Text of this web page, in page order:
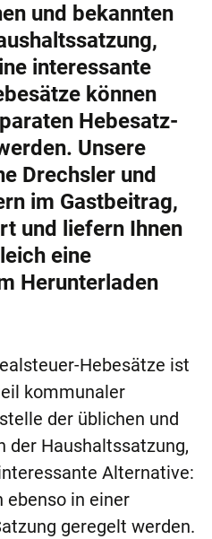
und bekannten
interessante
können
Hebesatz-
Unsere
Drechsler und
im Gastbeitrag,
und liefern Ihnen
eine
Herunterladen
Hebesätze ist
kommunaler
der üblichen und
der Haushaltssatzung,
Alternative:
ebenso in einer
geregelt werden.